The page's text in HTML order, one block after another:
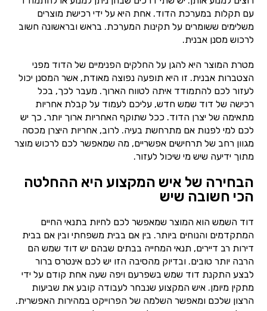
עם תקלות במערכת הדוד. אחת היא על ידי רכישת מוצרים
משלימים ששומרים על תקינות המערכת. בראש ובראשונה חשוב
לרכוש מסנן אבנית.
מטרת המוצר היא להגן על החלקים הפנימיים של הדוד מפני
הצטברות אבנית. זו היא תופעה נפוצה מאודת, אשר המסנן יכול
לעזור לכם להתמודד איתה לטווח הארוך. מעבר לכך, בכל
רכישה של דוד שמש חדש, עליכם לעמוד על קבלת אחריות
מתאימה של יצרן הדוד. ככל שתוקף האחריות ארוך יותר, כך יש
לכם למי לפנות אם מתרחשת בעיה. לרוב, אחריות היצרן מכסה
מגוון רחב של תרחישים אפשריים, מה שמאפשר לכם לרכוש מוצר
מתוך ידיעה שיש מי שיכול לעזור.
הבחירה של איש המקצוע היא ההחלטה
הכי חשובה שיש
דוד השמש הוא המוצר שמאפשר לכם לחיות בתנאי החיים
המתקדמים והנוחים ביותר. בין אם בבית משפחתי ובין אם בבית
דירות רב דיירים, תנאי המחייה בבתים שבהם יש דוד שמש הם
הרבה יותר טובים. ובדיוק מהסיבה הזו יש לכם אינטרס ברור
לבצע התקנת דוד שמש בשפרעם ויפה שעה אחת קודם על ידי
מתקין מיומן. איש המקצוע שנבחר לעבודה קובע את שביעות
הרצון שלכם ומאפשר השלמה של הפרוייקט במהירות האפשרית.